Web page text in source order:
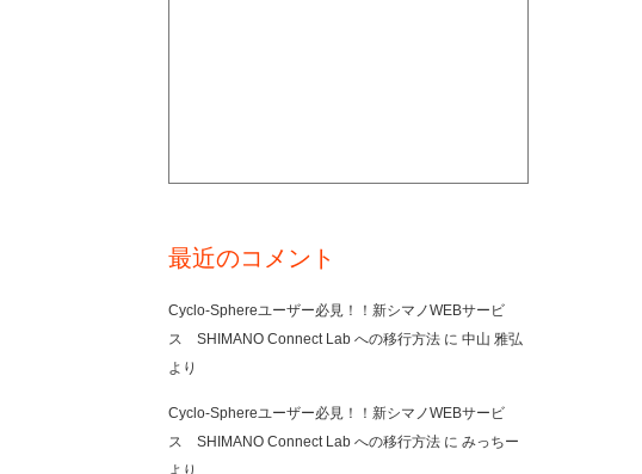
最近のコメント
Cyclo-Sphereユーザー必見！！新シマノWEBサービ
ス SHIMANO Connect Lab への移行方法 に 中山 雅弘
より
Cyclo-Sphereユーザー必見！！新シマノWEBサービ
ス SHIMANO Connect Lab への移行方法 に みっちー
より